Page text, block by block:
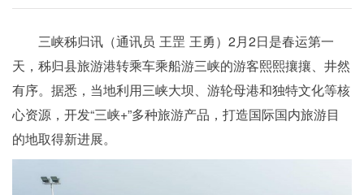
三峡秭归讯（通讯员 王罡 王勇）2月2日是春运第一
天，秭归县旅游港转乘车乘船游三峡的游客熙熙攘攘、井然
有序。据悉，当地利用三峡大坝、游轮母港和独特文化等核
心资源，开发“三峡+”多种旅游产品，打造国际国内旅游目
的地取得新进展。